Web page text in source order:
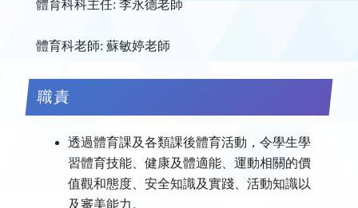
體育科科主任: 李永德老師
體育科老師: 蘇敏婷老師
職責
透過體育課及各類課後體育活動，令學生學
習體育技能、健康及體適能、運動相關的價
值觀和態度、安全知識及實踐、活動知識以
及審美能力。